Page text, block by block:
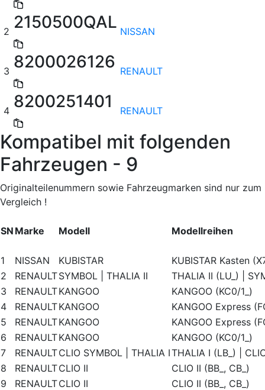
2 2150500QAL NISSAN
3 8200026126 RENAULT
4 8200251401 RENAULT
Kompatibel mit folgenden
Fahrzeugen - 9
Originalteilenummern sowie Fahrzeugmarken sind nur zum
Vergleich !
SN Marke Modell Modellreihen
1 NISSAN KUBISTAR
KUBISTAR Kasten
2
RENAULTSYMBOL | THALIA II
THALIA II (LU_) |
3
RENAULTKANGOO
KANGOO (KC0/1_)
4
RENAULTKANGOO
KANGOO Express
5
RENAULTKANGOO
KANGOO Express
6
RENAULTKANGOO
KANGOO (KC0/1_)
7
RENAULTCLIO SYMBOL | THALIA ITHALIA I (LB_) |
8
RENAULTCLIO II
CLIO II (BB_, CB_)
9
RENAULTCLIO II CLIO II (BB_, CB_)